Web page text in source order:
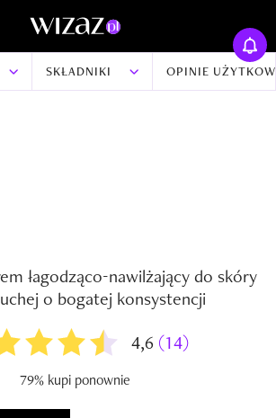
SKŁADNIKI OPINIE
łagodząco-nawilżający do skóry
o bogatej konsystencji
4,6 (14)
79% kupi ponownie